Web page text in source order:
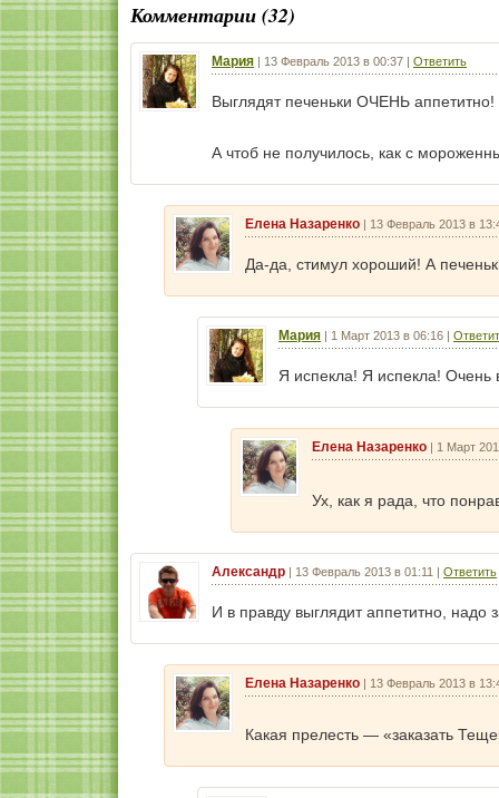
Комментарии (32)
Мария 13 Февраль 2013 в 00:37 Ответить
Выглядят печеньки ОЧЕНЬ
А чтоб не получилось, как с
Елена Назаренко 13 Февраль 2013 в
Да-да, стимул хороший! А
Мария 1 Март 2013 в 06:16
Я испекла! Я испекла! Очень
Елена Назаренко 1 Март
Ух, как я рада, что
Александр 13 Февраль 2013 в 01:11 Ответить
И в правду выглядит аппетитно, надо
Елена Назаренко 13 Февраль 2013 в
Какая прелесть — «заказать